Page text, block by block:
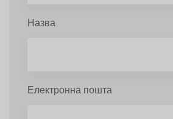
Назва
Електронна пошта